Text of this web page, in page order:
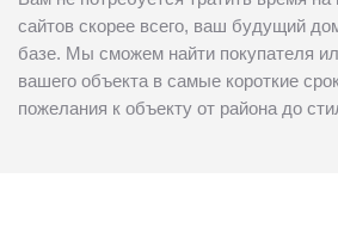
сайтов скорее всего, ваш будущий
базе. Мы сможем найти покупателя
вашего объекта в самые короткие
пожелания к объекту от района до